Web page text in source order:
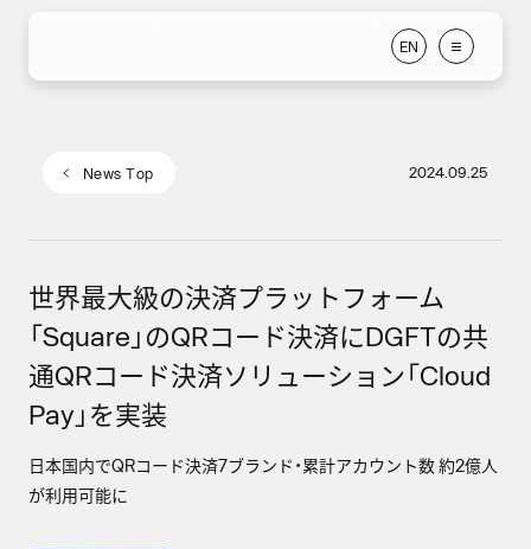
EN
EN
世界最大級の決済プラットフォーム
「Square」のQRコード決済にDGFTの共
通QRコード決済ソリューション「Cloud
Pay」を実装
日本国内でQRコード決済7ブランド・累計アカウント数 約2億人
が利用可能に
News Top
2024.09.25